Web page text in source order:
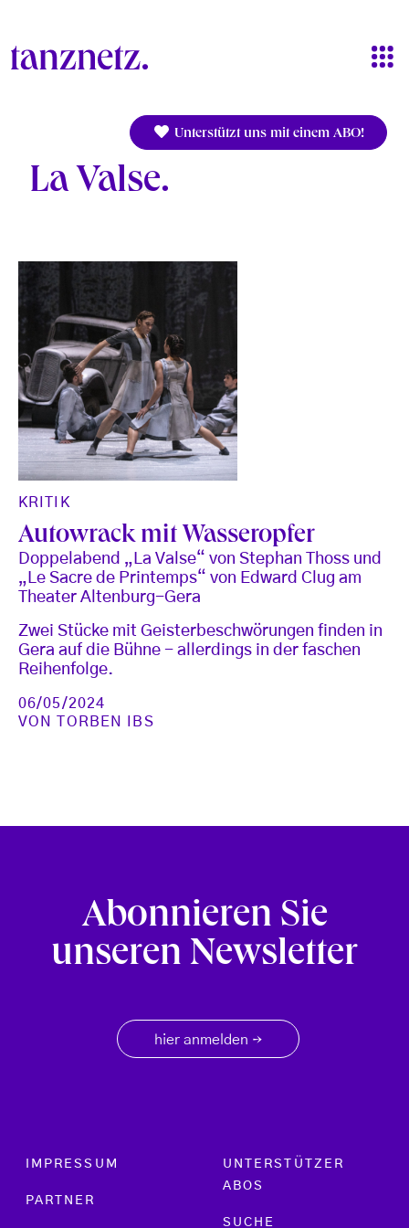
Unterstützt uns mit einem ABO!
La Valse
KRITIK
Autowrack mit Wasseropfer
Doppelabend „La Valse“ von Stephan Thoss und
„Le Sacre de Printemps“ von Edward Clug am
Theater Altenburg-Gera
Zwei Stücke mit Geisterbeschwörungen finden in
Gera auf die Bühne - allerdings in der faschen
Reihenfolge.
06/05/2024
VON
TORBEN IBS
Abonnieren Sie
unseren Newsletter
hier anmelden →
Footer menu
IMPRESSUM
PARTNER
UNTERSTÜTZER
ABOS
SUCHE